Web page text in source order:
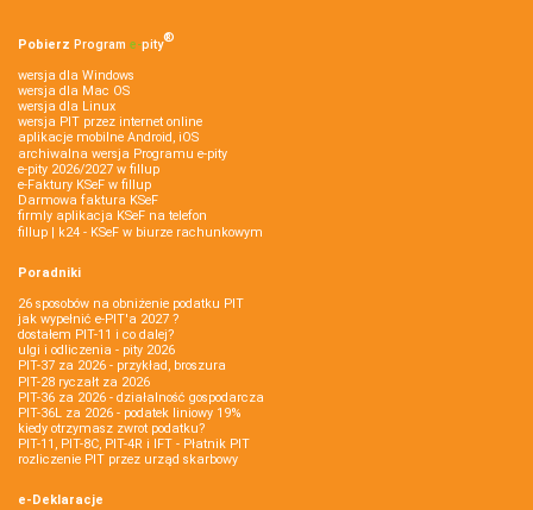
Pobierz Program e‑pity®
wersja dla Windows
wersja dla Mac OS
wersja dla Linux
wersja PIT przez internet online
aplikacje mobilne Android, iOS
archiwalna wersja Programu e-pity
e-pity 2026/2027 w fillup
e‑Faktury KSeF w fillup
Darmowa faktura KSeF
firmly aplikacja KSeF na telefon
fillup | k24 - KSeF w biurze rachunkowym
Poradniki
26 sposobów na obniżenie podatku PIT
jak wypełnić e-PIT'a 2027 ?
dostałem PIT-11 i co dalej?
ulgi i odliczenia - pity 2026
PIT-37 za 2026 - przykład, broszura
PIT-28 ryczałt za 2026
PIT-36 za 2026 - działalność gospodarcza
PIT-36L za 2026 - podatek liniowy 19%
kiedy otrzymasz zwrot podatku?
PIT-11, PIT-8C, PIT-4R i IFT - Płatnik PIT
rozliczenie PIT przez urząd skarbowy
e-Deklaracje